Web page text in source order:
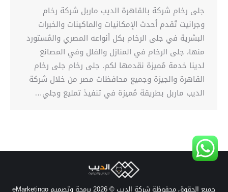
جلى رخام شركة بالقاهرة الديب ماربل شركة رخام
وجرانيت تُقدم أحدث الإمكانيات والماكينات والخبرات
البشرية في جلى الرخام بكل أنواعه المصري والمُستورد
منها، جلى الرخام في المنازل والفلل وفي المصانع
لدينا خدمة مُميزة نقدمها لكم. جلى رخام جلى رخام
القاهرة والجيزة وجميع محافظات مصر من خلال شركة
الديب ماربل بطريقة مُميزة في تنفيذ تمليع وجلي…
جميع الحقوق محفوظة شركة الديب © 2026 برمجة وتصميم eMarketingo